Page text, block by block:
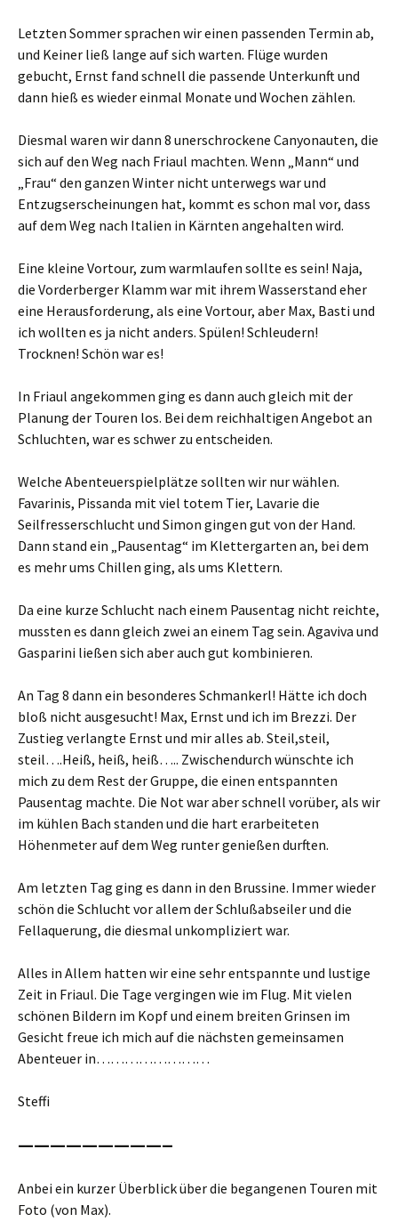
Letzten Sommer sprachen wir einen passenden Termin ab,
und Keiner ließ lange auf sich warten. Flüge wurden
gebucht, Ernst fand schnell die passende Unterkunft und
dann hieß es wieder einmal Monate und Wochen zählen.
Diesmal waren wir dann 8 unerschrockene Canyonauten, die
sich auf den Weg nach Friaul machten. Wenn „Mann“ und
„Frau“ den ganzen Winter nicht unterwegs war und
Entzugserscheinungen hat, kommt es schon mal vor, dass
auf dem Weg nach Italien in Kärnten angehalten wird.
Eine kleine Vortour, zum warmlaufen sollte es sein! Naja,
die Vorderberger Klamm war mit ihrem Wasserstand eher
eine Herausforderung, als eine Vortour, aber Max, Basti und
ich wollten es ja nicht anders. Spülen! Schleudern!
Trocknen! Schön war es!
In Friaul angekommen ging es dann auch gleich mit der
Planung der Touren los. Bei dem reichhaltigen Angebot an
Schluchten, war es schwer zu entscheiden.
Welche Abenteuerspielplätze sollten wir nur wählen.
Favarinis, Pissanda mit viel totem Tier, Lavarie die
Seilfresserschlucht und Simon gingen gut von der Hand.
Dann stand ein „Pausentag“ im Klettergarten an, bei dem
es mehr ums Chillen ging, als ums Klettern.
Da eine kurze Schlucht nach einem Pausentag nicht reichte,
mussten es dann gleich zwei an einem Tag sein. Agaviva und
Gasparini ließen sich aber auch gut kombinieren.
An Tag 8 dann ein besonderes Schmankerl! Hätte ich doch
bloß nicht ausgesucht! Max, Ernst und ich im Brezzi. Der
Zustieg verlangte Ernst und mir alles ab. Steil,steil,
steil….Heiß, heiß, heiß….. Zwischendurch wünschte ich
mich zu dem Rest der Gruppe, die einen entspannten
Pausentag machte. Die Not war aber schnell vorüber, als wir
im kühlen Bach standen und die hart erarbeiteten
Höhenmeter auf dem Weg runter genießen durften.
Am letzten Tag ging es dann in den Brussine. Immer wieder
schön die Schlucht vor allem der Schlußabseiler und die
Fellaquerung, die diesmal unkompliziert war.
Alles in Allem hatten wir eine sehr entspannte und lustige
Zeit in Friaul. Die Tage vergingen wie im Flug. Mit vielen
schönen Bildern im Kopf und einem breiten Grinsen im
Gesicht freue ich mich auf die nächsten gemeinsamen
Abenteuer in……………………
Steffi
—————————–
Anbei ein kurzer Überblick über die begangenen Touren mit
Foto (von Max).